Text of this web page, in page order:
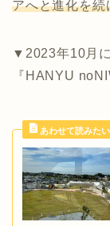
アへと進化を続
▼2023年10月
『HANYU